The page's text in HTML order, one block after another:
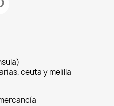
ceuta y melilla